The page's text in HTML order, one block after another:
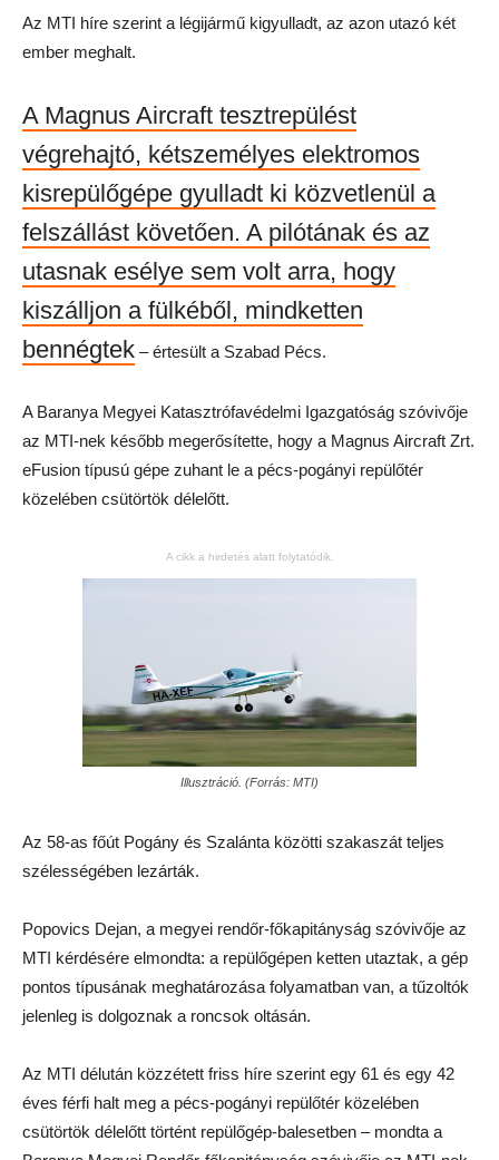
Az MTI híre szerint a légijármű kigyulladt, az azon utazó két
ember meghalt.
A Magnus Aircraft tesztrepülést
végrehajtó, kétszemélyes elektromos
kisrepülőgépe gyulladt ki közvetlenül a
felszállást követően. A pilótának és az
utasnak esélye sem volt arra, hogy
kiszálljon a fülkéből, mindketten
bennégtek – értesült a Szabad Pécs.
A Baranya Megyei Katasztrófavédelmi Igazgatóság szóvivője
az MTI-nek később megerősítette, hogy a Magnus Aircraft Zrt.
eFusion típusú gépe zuhant le a pécs-pogányi repülőtér
közelében csütörtök délelőtt.
A cikk a hirdetés alatt folytatódik.
Illusztráció. (Forrás: MTI)
Az 58-as főút Pogány és Szalánta közötti szakaszát teljes
szélességében lezárták.
Popovics Dejan, a megyei rendőr-főkapitányság szóvivője az
MTI kérdésére elmondta: a repülőgépen ketten utaztak, a gép
pontos típusának meghatározása folyamatban van, a tűzoltók
jelenleg is dolgoznak a roncsok oltásán.
Az MTI délután közzétett friss híre szerint egy 61 és egy 42
éves férfi halt meg a pécs-pogányi repülőtér közelében
csütörtök délelőtt történt repülőgép-balesetben – mondta a